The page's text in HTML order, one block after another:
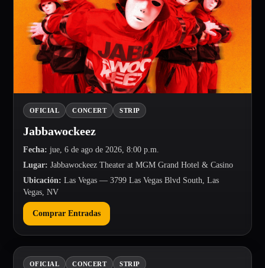
OFICIAL CONCERT STRIP
Jabbawockeez
Fecha: jue, 6 de ago de 2026, 8:00 p.m.
Lugar: Jabbawockeez Theater at MGM Grand Hotel & Casino
Ubicación: Las Vegas — 3799 Las Vegas Blvd South, Las
Vegas, NV
Comprar Entradas
OFICIAL CONCERT STRIP